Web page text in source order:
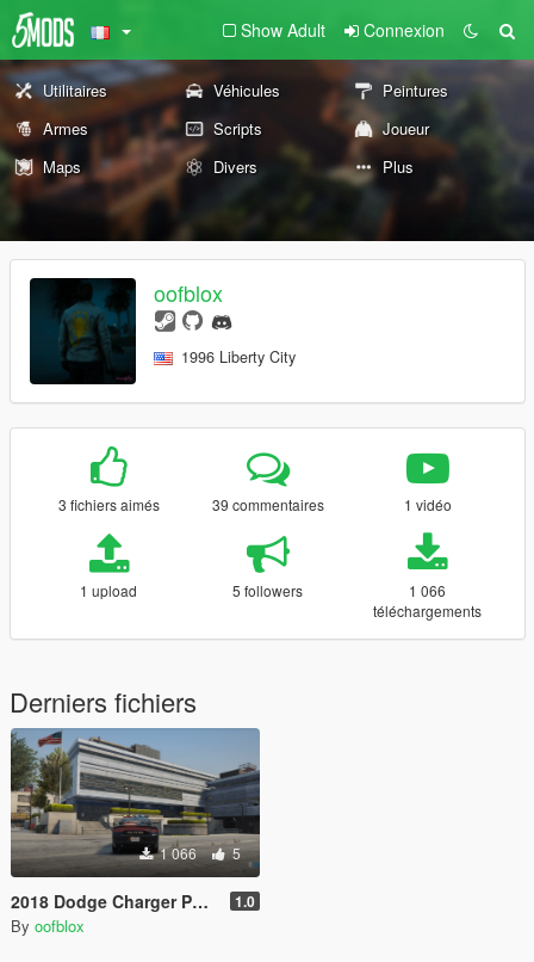
Show Adult Connexion
Utilitaires Véhicules
Peintures
Armes
Scripts
Joueur
Maps
Divers Plus
oofblox
1996 Liberty City
3 fichiers aimés 39 commentaires 1 vidéo
1 upload 5 followers
1 066
téléchargements
Derniers fichiers
1 066 5
2018 Dodge Charger Police - Vancouver Police Department [Livery] 1.0
By oofblox